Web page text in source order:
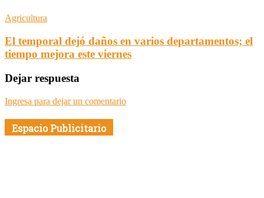
Agricultura
El temporal dejó daños en varios departamentos; el
tiempo mejora este viernes
Dejar respuesta
Ingresa para dejar un comentario
Espacio Publicitario